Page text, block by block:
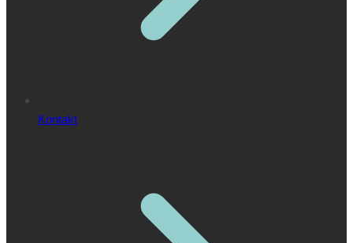
Kontakt